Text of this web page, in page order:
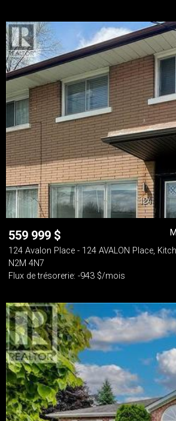
559 999 $
124 Avalon Place - 124 AVALON Place,
N2M 4N7
Flux de trésorerie: -943 $/mois